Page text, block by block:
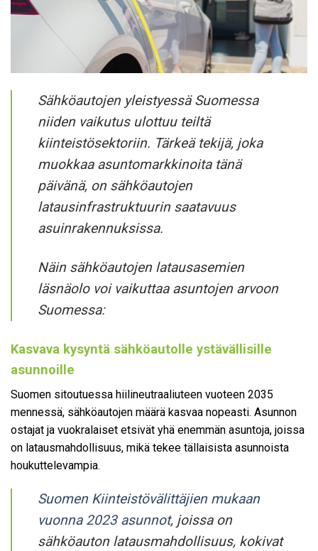
Sähköautojen yleistyessä Suomessa
niiden vaikutus ulottuu teiltä
kiinteistösektoriin. Tärkeä tekijä, joka
muokkaa asuntomarkkinoita tänä
päivänä, on sähköautojen
latausinfrastruktuurin saatavuus
asuinrakennuksissa.
Näin sähköautojen latausasemien
läsnäolo voi vaikuttaa asuntojen arvoon
Suomessa:
Kasvava kysyntä sähköautolle ystävällisille
asunnoille
Suomen sitoutuessa hiilineutraaliuteen vuoteen 2035
mennessä, sähköautojen määrä kasvaa nopeasti. Asunnon
ostajat ja vuokralaiset etsivät yhä enemmän asuntoja, joissa
on latausmahdollisuus, mikä tekee tällaisista asunnoista
houkuttelevampia.
Suomen Kiinteistövälittäjien mukaan
vuonna 2023 asunnot, joissa on
sähköauton latausmahdollisuus, kokivat